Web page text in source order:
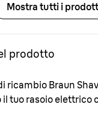
Mostra tutti i
prodotto
ricambio Braun
tuo rasoio elettrico